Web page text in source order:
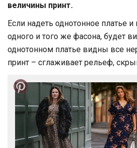
величины принт.
Если надеть однотонное платье
одного и того же фасона, будет
однотонном платье видны все
принт – сглаживает рельеф,